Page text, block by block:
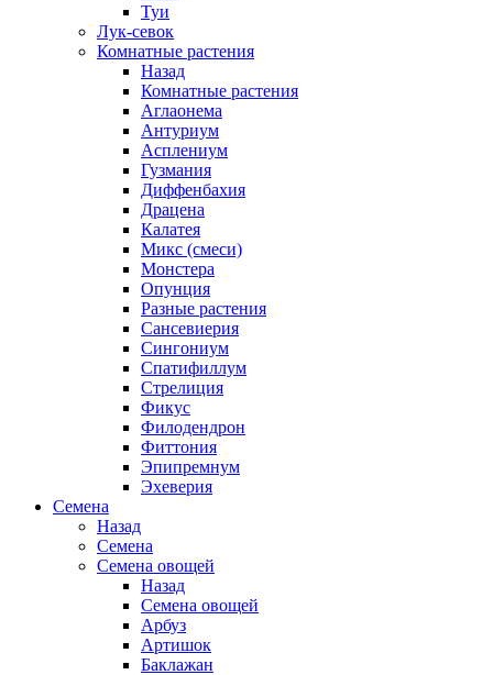
Туи
Лук-севок
Комнатные растения
Назад
Комнатные растения
Аглаонема
Антуриум
Асплениум
Гузмания
Диффенбахия
Драцена
Калатея
Микс (смеси)
Монстера
Опунция
Разные растения
Сансевиерия
Сингониум
Спатифиллум
Стрелиция
Фикус
Филодендрон
Фиттония
Эпипремнум
Эхеверия
Семена
Назад
Семена
Семена овощей
Назад
Семена овощей
Арбуз
Артишок
Баклажан